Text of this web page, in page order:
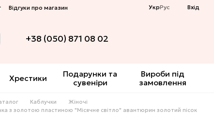
Відгуки про магазин УкрРус Вхід
+38 (050) 871 08 02
Хрестики
Подарунки та
сувеніри
Вироби під
замовлення
Каблучки
Жіночі
з золотою пластиною "Місячне світло" авантюрин золотий пісок